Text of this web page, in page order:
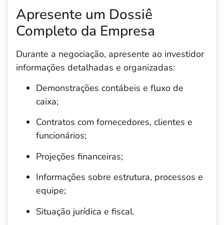
Apresente um Dossiê
Completo da Empresa
Durante a negociação, apresente ao investidor
informações detalhadas e organizadas:
Demonstrações contábeis e fluxo de
caixa;
Contratos com fornecedores, clientes e
funcionários;
Projeções financeiras;
Informações sobre estrutura, processos e
equipe;
Situação jurídica e fiscal.